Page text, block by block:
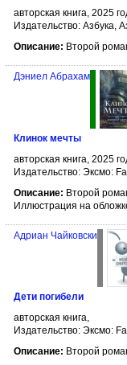
авторская книга, 2025
Издательство: Азбука,
Описание: Второй
Дэниел Абрахам
Клинок мечты
авторская книга, 2025
Издательство: Эксмо:
Описание: Второй
Иллюстрация на
Адриан Чайковски
Дети погибели
авторская книга,
Издательство: Эксмо:
Описание: Второй